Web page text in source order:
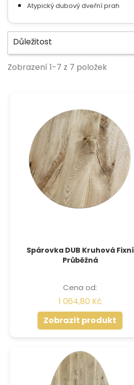
Atypický dubový dveřní prah
Důležitost
Zobrazení 1-7 z 7 položek
Spárovka DUB Kruhová Fixní
Průběžná
Cena od:
1 064,80 Kč
Zobrazit produkt